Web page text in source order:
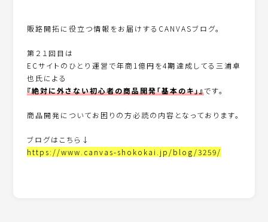
販路開拓に役立つ情報をお届けするCANVASブログ。
第２１回目は
ECサイトのひとり運営で年商1億円を4期達成してる三浦卓
也氏による
『絶対に外さない初心者の商品開発「基本のキ」』です。
商品開発についてお困りの方必読の内容となっております。
ブログはこちら↓
https://www.canvas-shokokai.jp/blog/3259/